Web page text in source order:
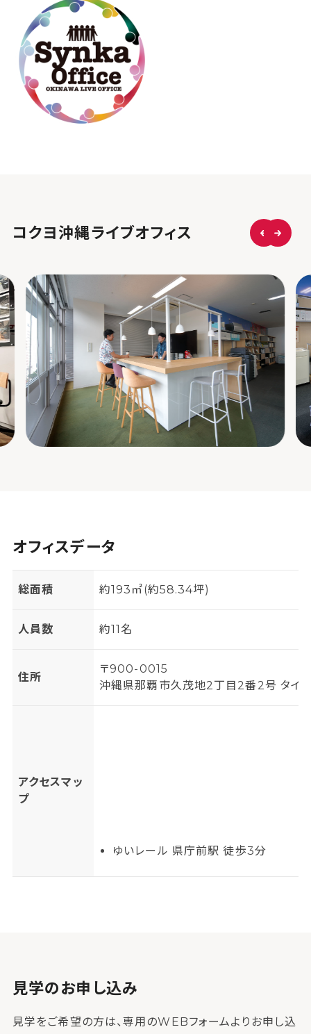
コクヨ沖縄ライブオフィス
オフィスデータ
総面積 約193㎡(約58.34坪)
人員数 約11名
住所
〒900-0015
沖縄県那覇市久茂地2丁目2番2号 タイ
アクセスマッ
プ
ゆいレール 県庁前駅 徒歩3分
見学のお申し込み
見学をご希望の方は、専用のWEBフォームよりお申し込